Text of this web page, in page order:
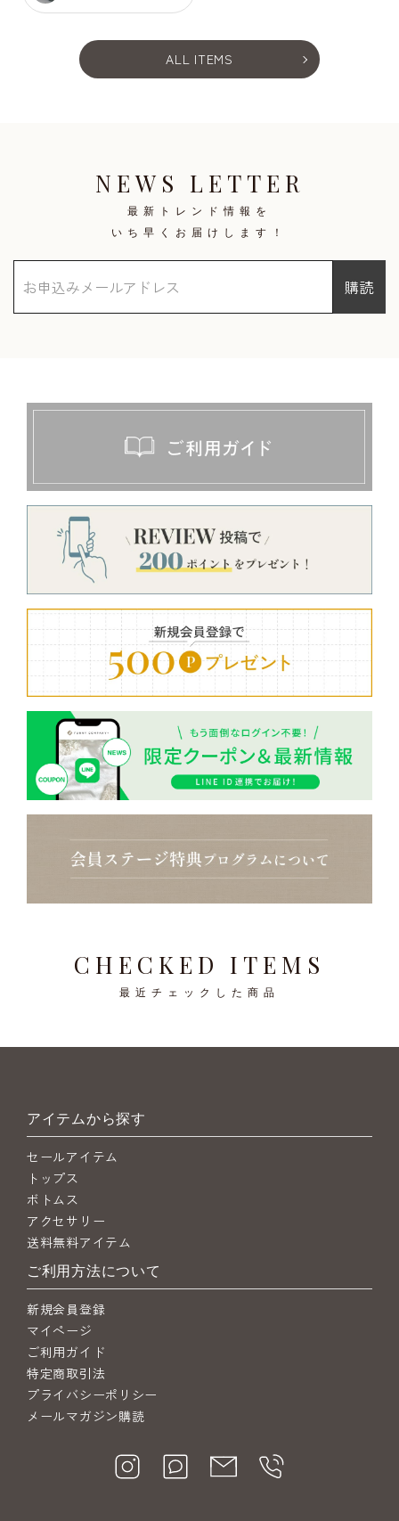
ALL ITEMS
NEWS LETTER
最新トレンド情報を
いち早くお届けします！
CHECKED ITEMS
最近チェックした商品
アイテムから探す
セールアイテム
トップス
ボトムス
アクセサリー
送料無料アイテム
ご利用方法について
新規会員登録
マイページ
ご利用ガイド
特定商取引法
プライバシーポリシー
メールマガジン購読